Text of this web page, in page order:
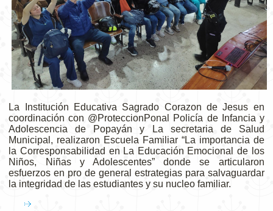
La Institución Educativa Sagrado Corazon de Jesus en
coordinación con @ProteccionPonal Policía de Infancia y
Adolescencia de Popayán y La secretaria de Salud
Municipal, realizaron Escuela Familiar “La importancia de
la Corresponsabilidad en La Educación Emocional de los
Niños, Niñas y Adolescentes” donde se articularon
esfuerzos en pro de general estrategias para salvaguardar
la integridad de las estudiantes y su nucleo familiar.